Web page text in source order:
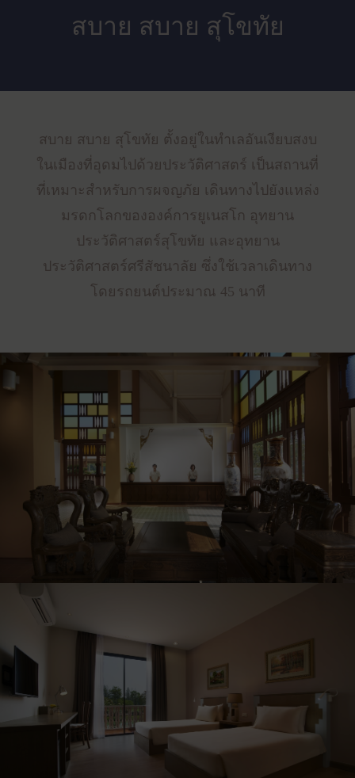
สบาย สบาย สุโขทัย
สบาย สบาย สุโขทัย ตั้งอยู่ในทำเลอันเงียบสงบ
ในเมืองที่อุดมไปด้วยประวัติศาสตร์ เป็นสถานที่
ที่เหมาะสำหรับการผจญภัย เดินทางไปยังแหล่ง
มรดกโลกขององค์การยูเนสโก อุทยาน
ประวัติศาสตร์สุโขทัย และอุทยาน
ประวัติศาสตร์ศรีสัชนาลัย ซึ่งใช้เวลาเดินทาง
โดยรถยนต์ประมาณ 45 นาที